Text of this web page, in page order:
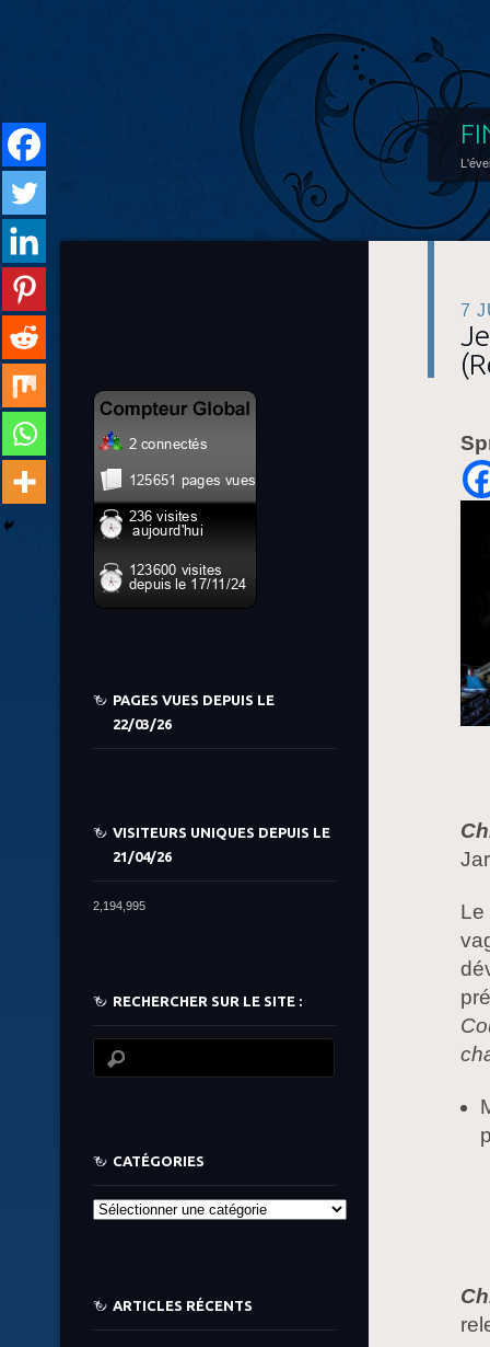
7
PAGES VUES DEPUIS LE
22/03/26
VISITEURS UNIQUES DEPUIS LE
21/04/26
2,194,995
RECHERCHER SUR LE SITE :
CATÉGORIES
Catégories
ARTICLES RÉCENTS